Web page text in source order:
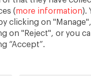
(more information).
clicking on
on "Reject", or you
“Accept”.